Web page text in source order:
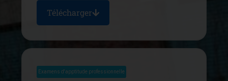
Télécharger
Examens d'apptitude professionnelle